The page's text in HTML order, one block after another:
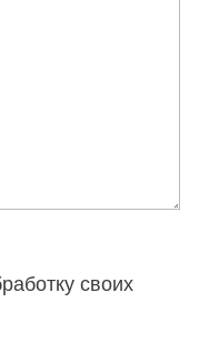
своих